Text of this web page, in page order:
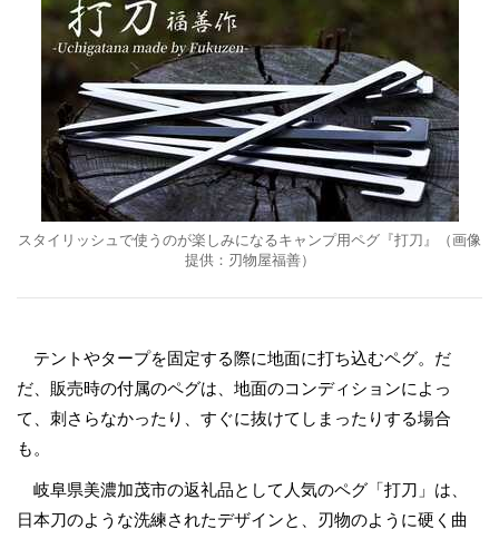
スタイリッシュで使うのが楽しみになるキャンプ用ペグ『打刀』（画像
提供：刃物屋福善）
テントやタープを固定する際に地面に打ち込むペグ。だ
だ、販売時の付属のペグは、地面のコンディションによっ
て、刺さらなかったり、すぐに抜けてしまったりする場合
も。
岐阜県美濃加茂市の返礼品として人気のペグ「打刀」は、
日本刀のような洗練されたデザインと、刃物のように硬く曲